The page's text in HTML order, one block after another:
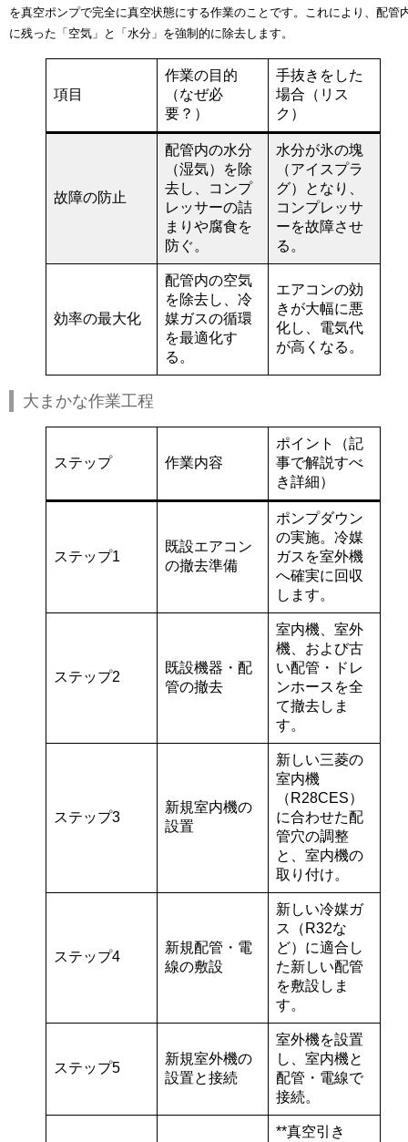
を真空ポンプで完全に真空状態にする作業のことです。これにより、配管
に残った「空気」と「水分」を強制的に除去します。
項目
作業の目的
（なぜ必
要？）
手抜きをした
場合（リス
ク）
故障の防止
配管内の水分
（湿気）を除
去し、
コンプ
レッサーの詰
まりや腐食を
防ぐ。
水分が氷の塊
（アイスプラ
グ）となり、
コンプレッサ
ーを故障させ
る。
効率の最大化
配管内の空気
を除去し、冷
媒ガスの循環
を最適化す
る。
エアコンの効
きが大幅に悪
化し、電気代
が高くなる。
大まかな作業工程
ステップ 作業内容
ポイント（記
事で解説すべ
き詳細）
ステップ1
既設エアコン
の撤去準備
ポンプダウン
の実施。冷媒
ガスを室外機
へ確実に回収
します。
ステップ2
既設機器・配
管の撤去
室内機、室外
機、および古
い配管・ドレ
ンホース を全
て撤去しま
す。
ステップ3
新規室内機の
設置
新しい三菱の
室内機
（R28CES）
に合わせた配
管穴の調整
と、室内機の
取り付け。
ステップ4
新規配管・電
線の敷設
新しい冷媒ガ
ス（R32な
ど）に適合し
た新しい配管
を敷設しま
す。
ステップ5
新規室外機の
設置と接続
室外機を設置
し、室内機と
配管・電線で
接続。
**真空引き